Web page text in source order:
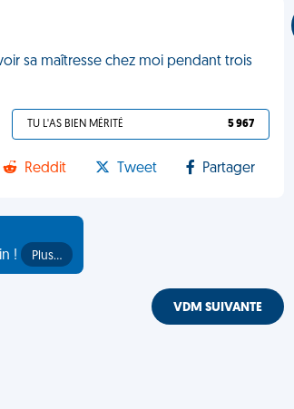
sa maîtresse chez moi pendant trois
TU L'AS BIEN MÉRITÉ 5 967
Reddit Tweet Partager
!
Plus…
VDM SUIVANTE